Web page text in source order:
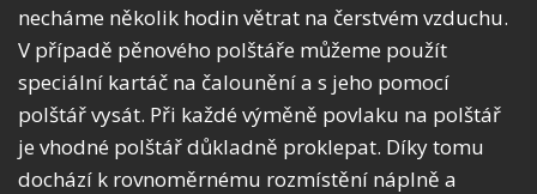
necháme několik hodin větrat na čerstvém vzduchu.
V případě pěnového polštáře můžeme použít
speciální kartáč na čalounění a s jeho pomocí
polštář vysát. Při každé výměně povlaku na polštář
je vhodné polštář důkladně proklepat. Díky tomu
dochází k rovnoměrnému rozmístění náplně a